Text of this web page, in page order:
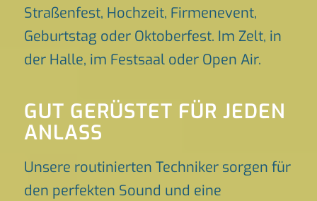
Straßenfest, Hochzeit, Firmenevent,
Geburtstag oder Oktoberfest. Im Zelt, in
der Halle, im Festsaal oder Open Air.
GUT GERÜSTET FÜR JEDEN
ANLASS
Unsere routinierten Techniker sorgen für
den perfekten Sound und eine